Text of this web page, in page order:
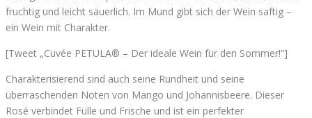
fruchtig und leicht säuerlich. Im Mund gibt sich der Wein saftig –
ein Wein mit Charakter.
[Tweet „Cuvée PETULA® – Der ideale Wein für den Sommer!“]
Charakterisierend sind auch seine Rundheit und seine
überraschenden Noten von Mango und Johannisbeere. Dieser
Rosé verbindet Fülle und Frische und ist ein perfekter